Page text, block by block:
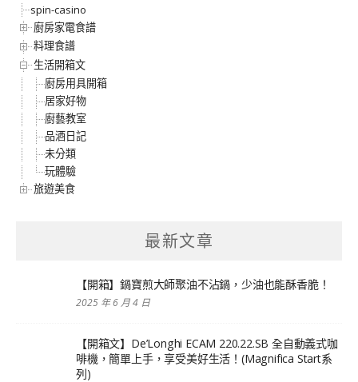
spin-casino
廚房家電食譜
料理食譜
生活開箱文
廚房用具開箱
居家好物
廚藝教室
品酒日記
未分類
玩體驗
旅遊美食
最新文章
【開箱】鍋寶煎大師聚油不沾鍋，少油也能酥香脆！
2025 年 6 月 4 日
【開箱文】De’Longhi ECAM 220.22.SB 全自動義式咖
啡機，簡單上手，享受美好生活！(Magnifica Start系
列)